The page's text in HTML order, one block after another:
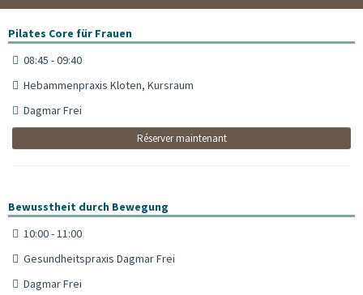
Pilates Core für Frauen
08:45 - 09:40
Hebammenpraxis Kloten, Kursraum
Dagmar Frei
Réserver maintenant
Bewusstheit durch Bewegung
10:00 - 11:00
Gesundheitspraxis Dagmar Frei
Dagmar Frei